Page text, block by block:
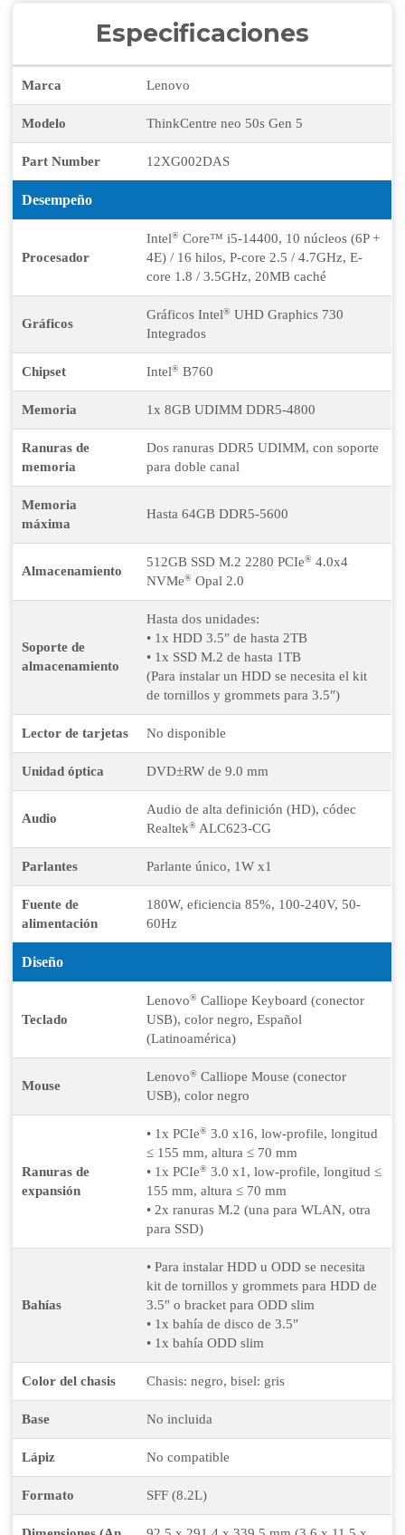
Especificaciones
Marca Lenovo
Modelo ThinkCentre neo 50s Gen 5
Part Number 12XG002DAS
Desempeño
Procesador
Intel® Core™ i5-14400, 10 núcleos (6P +
4E) / 16 hilos, P-core 2.5 / 4.7GHz, E-
core 1.8 / 3.5GHz, 20MB caché
Gráficos
Gráficos Intel® UHD Graphics 730
Integrados
Chipset Intel® B760
Memoria 1x 8GB UDIMM DDR5-4800
Ranuras de
memoria
Dos ranuras DDR5 UDIMM, con soporte
para doble canal
Memoria
máxima
Hasta 64GB DDR5-5600
Almacenamiento
512GB SSD M.2 2280 PCIe® 4.0x4
NVMe® Opal 2.0
Soporte de
almacenamiento
Hasta dos unidades:
• 1x HDD 3.5″ de hasta 2TB
• 1x SSD M.2 de hasta 1TB
(Para instalar un HDD se necesita el kit
de tornillos y grommets para 3.5″)
Lector de tarjetas No disponible
Unidad óptica DVD±RW de 9.0 mm
Audio
Audio de alta definición (HD), códec
Realtek® ALC623-CG
Parlantes Parlante único, 1W x1
Fuente de
alimentación
180W, eficiencia 85%, 100-240V, 50-
60Hz
Diseño
Teclado
Lenovo® Calliope Keyboard (conector
USB), color negro, Español
(Latinoamérica)
Mouse
Lenovo® Calliope Mouse (conector
USB), color negro
Ranuras de
expansión
• 1x PCIe® 3.0 x16, low-profile, longitud
≤ 155 mm, altura ≤ 70 mm
• 1x PCIe® 3.0 x1, low-profile, longitud ≤
155 mm, altura ≤ 70 mm
• 2x ranuras M.2 (una para WLAN, otra
para SSD)
Bahías
• Para instalar HDD u ODD se necesita
kit de tornillos y grommets para HDD de
3.5″ o bracket para ODD slim
• 1x bahía de disco de 3.5″
• 1x bahía ODD slim
Color del chasis Chasis: negro, bisel: gris
Base No incluida
Lápiz No compatible
Formato SFF (8.2L)